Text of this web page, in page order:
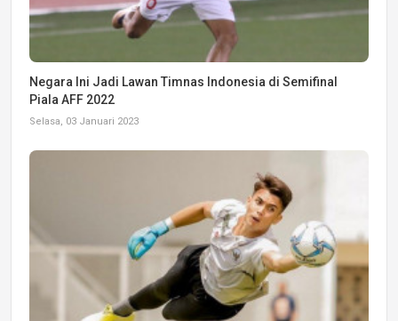
Negara Ini Jadi Lawan Timnas Indonesia di Semifinal
Piala AFF 2022
Selasa, 03 Januari 2023